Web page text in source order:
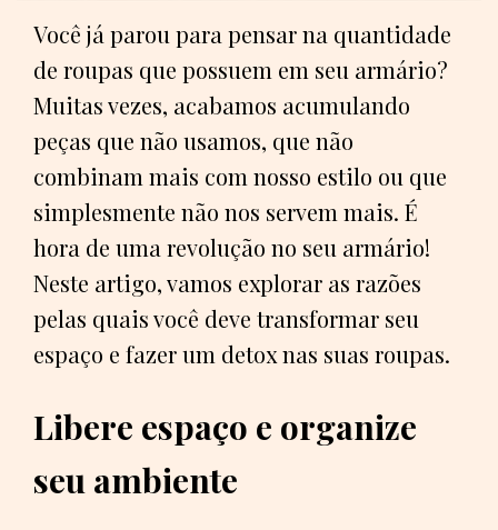
Você já parou para pensar na quantidade
de roupas que possuem em seu armário?
Muitas vezes, acabamos acumulando
peças que não usamos, que não
combinam mais com nosso estilo ou que
simplesmente não nos servem mais. É
hora de uma revolução no seu armário!
Neste artigo, vamos explorar as razões
pelas quais você deve transformar seu
espaço e fazer um detox nas suas roupas.
Libere espaço e organize
seu ambiente